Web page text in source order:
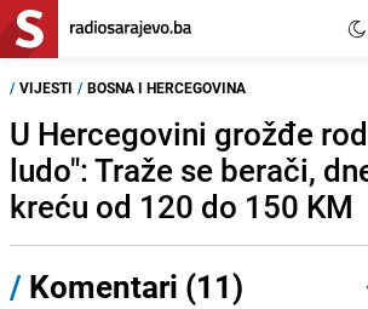
/ VIJESTI / BOSNA I HERCEGOVINA
U Hercegovini grožđe
ludo": Traže se berači,
kreću od 120 do 150 KM
/ Komentari (11)